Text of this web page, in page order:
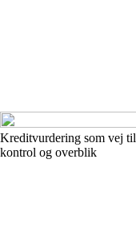
Kreditvurdering som vej
kontrol og overblik